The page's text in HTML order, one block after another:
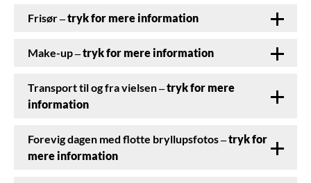
Frisør– tryk for mere information
Make-up– tryk for mere information
Transport til og fra vielsen– tryk for mere
information
Forevig dagen med flotte bryllupsfotos– tryk for
mere information